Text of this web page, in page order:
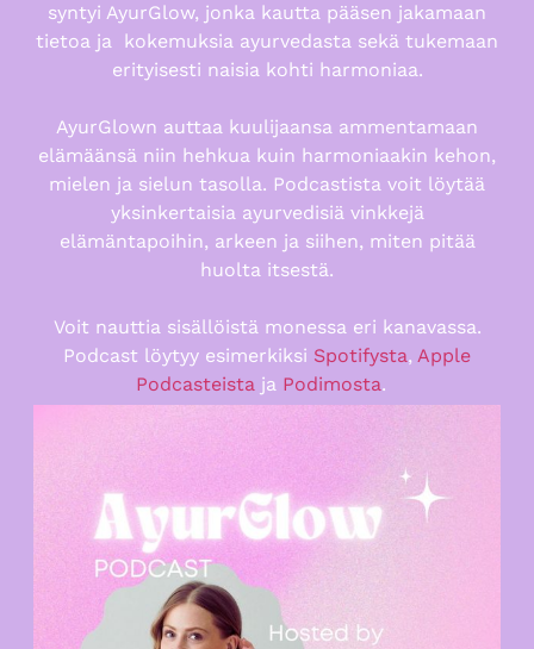
syntyi AyurGlow, jonka kautta pääsen jakamaan
tietoa ja kokemuksia ayurvedasta sekä tukemaan
erityisesti naisia kohti harmoniaa.
AyurGlown auttaa kuulijaansa ammentamaan
elämäänsä niin hehkua kuin harmoniaakin kehon,
mielen ja sielun tasolla. Podcastista voit löytää
yksinkertaisia ayurvedisiä vinkkejä
elämäntapoihin, arkeen ja siihen, miten pitää
huolta itsestä.
Voit nauttia sisällöistä monessa eri kanavassa.
Podcast löytyy esimerkiksi Spotifysta, Apple
Podcasteista ja Podimosta.